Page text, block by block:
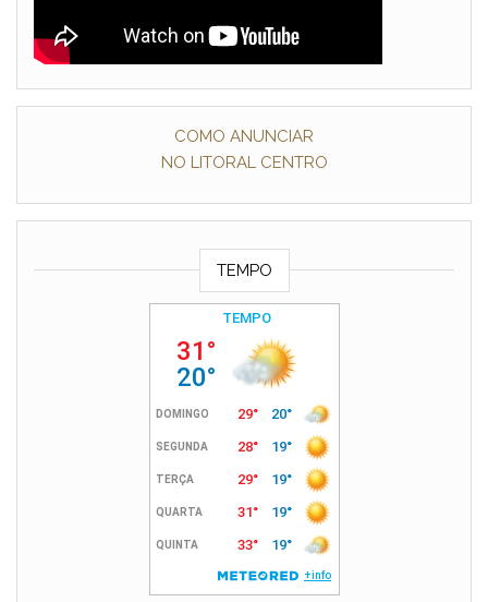
COMO ANUNCIAR
NO LITORAL CENTRO
TEMPO